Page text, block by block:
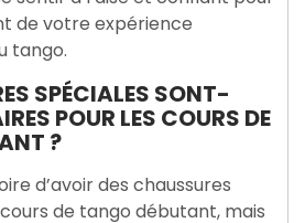
de votre expérience
tango.
SPÉCIALES SONT-
POUR LES COURS DE
?
d’avoir des chaussures
de tango débutant, mais